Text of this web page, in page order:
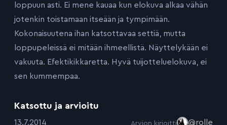
loppuun asti. Ei mene kauaa kun elokuva alkaa vähän
jotenkin toistamaan itseään ja tympimään.
Kokonaisuutena ihan katsottavaa settiä, mutta
loppupeleissä ei mitään ihmeellistä. Näyttelykään ei
vakuuta. Efektikikkaretta. Hyvä tuijotteluelokuva, ei
sen kummempaa.
Katsottu ja arvioitu
:13.7.2014 Arvion kirjoitti @rolle